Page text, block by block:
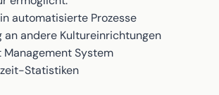
automatisierte Prozesse
an andere Kultureinrichtungen
System
Statistiken